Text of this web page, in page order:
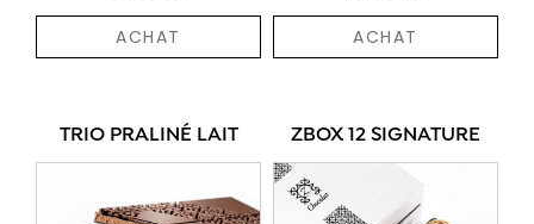
ACHAT ACHAT
TRIO PRALINÉ LAIT ZBOX 12 SIGNATURE